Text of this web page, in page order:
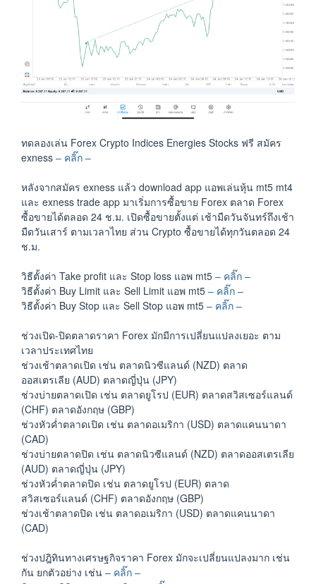
ทดลองเล่น Forex Crypto Indices Energies Stocks ฟรี สมัคร
exness – คลิ๊ก –
หลังจากสมัคร exness แล้ว download app แอพเล่นหุ้น mt5 mt4
และ exness trade app มาเริ่มการซื้อขาย Forex ตลาด Forex
ซื้อขายได้ตลอด 24 ช.ม. เปิดซื้อขายตั้งแต่ เช้ามืดวันจันทร์ถึงเช้า
มืดวันเสาร์ ตามเวลาไทย ส่วน Crypto ซื้อขายได้ทุกวันตลอด 24
ช.ม.
วิธีตั้งค่า Take profit และ Stop loss แอพ mt5 – คลิ๊ก –
วิธีตั้งค่า Buy Limit และ Sell Limit แอพ mt5 – คลิ๊ก –
วิธีตั้งค่า Buy Stop และ Sell Stop แอพ mt5 – คลิ๊ก –
ช่วงเปิด-ปิดตลาดราคา Forex มักมีการเปลี่ยนแปลงเยอะ ตาม
เวลาประเทศไทย
ช่วงเช้าตลาดเปิด เช่น ตลาดนิวซีแลนด์ (NZD) ตลาด
ออสเตรเลีย (AUD) ตลาดญี่ปุ่น (JPY)
ช่วงบ่ายตลาดเปิด เช่น ตลาดยูโรป (EUR) ตลาดสวิสเซอร์แลนด์
(CHF) ตลาดอังกฤษ (GBP)
ช่วงหัวค่ำตลาดเปิด เช่น ตลาดอเมริกา (USD) ตลาดแคนนาดา
(CAD)
ช่วงบ่ายตลาดปิด เช่น ตลาดนิวซีแลนด์ (NZD) ตลาดออสเตรเลีย
(AUD) ตลาดญี่ปุ่น (JPY)
ช่วงหัวค่ำตลาดปิด เช่น ตลาดยูโรป (EUR) ตลาด
สวิสเซอร์แลนด์ (CHF) ตลาดอังกฤษ (GBP)
ช่วงเช้าตลาดปิด เช่น ตลาดอเมริกา (USD) ตลาดแคนนาดา
(CAD)
ช่วงปฎิทินทางเศรษฐกิจราคา Forex มักจะเปลี่ยนแปลงมาก เช่น
กัน ยกตัวอย่าง เช่น – คลิ๊ก –